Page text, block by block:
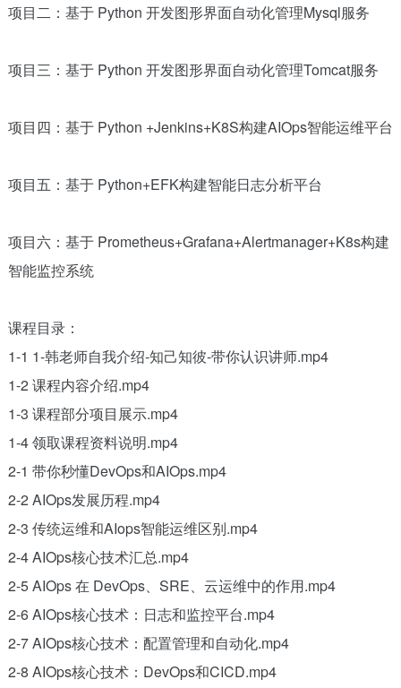
项目二：基于 Python 开发图形界面自动化管理Mysql服务
项目三：基于 Python 开发图形界面自动化管理Tomcat服务
项目四：基于 Python +Jenkins+K8S构建AIOps智能运维平台
项目五：基于 Python+EFK构建智能日志分析平台
项目六：基于 Prometheus+Grafana+Alertmanager+K8s构建
智能监控系统
课程目录：
1-1 1-韩老师自我介绍-知己知彼-带你认识讲师.mp4
1-2 课程内容介绍.mp4
1-3 课程部分项目展示.mp4
1-4 领取课程资料说明.mp4
2-1 带你秒懂DevOps和AIOps.mp4
2-2 AIOps发展历程.mp4
2-3 传统运维和AIops智能运维区别.mp4
2-4 AIOps核心技术汇总.mp4
2-5 AIOps 在 DevOps、SRE、云运维中的作用.mp4
2-6 AIOps核心技术：日志和监控平台.mp4
2-7 AIOps核心技术：配置管理和自动化.mp4
2-8 AIOps核心技术：DevOps和CICD.mp4